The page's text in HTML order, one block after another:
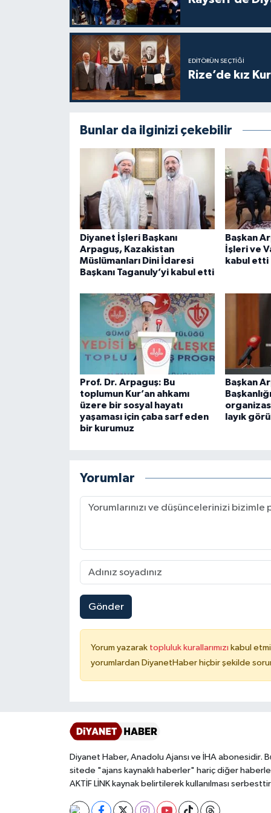
EDITÖRÜN SEÇTIĞI
Rize’de kız
Bunlar da ilginizi çekebilir
Diyanet İşleri Başkanı
Arpaguş, Kazakistan
Müslümanları Dini İdaresi
Başkanı Taganuly’yi kabul etti
Başkan
İşleri ve
kabul etti
Prof. Dr. Arpaguş: Bu
toplumun Kur’an ahkamı
üzere bir sosyal hayatı
yaşaması için çaba sarf eden
bir kurumuz
Başkan
layık
Yorumlar
Gönder
Yorum yazarak topluluk kurallarımızı kabul
yorumlardan DiyanetHaber hiçbir şekilde
Diyanet Haber, Anadolu Ajansı ve İHA abonesidir.
sitede "ajans kaynaklı haberler" hariç diğer
AKTİF LİNK kaynak belirtilerek kullanılması
Gümüşhane Müftülüğü
Hakkari Müftülüğü
Hatay Müftülüğü
Iğdır Müftülüğü
Isparta Müftülüğü
İstanbul Müftülüğü
İzmir Müftülüğü
Kahramanmaraş Müftülüğü
Karabük Müftülüğü
Kars Müftülüğü
Kastamonu Müftülüğü
Kayseri Müftülüğü
Kilis Müftülüğü
Kırklareli Müftülüğü
Kırşehir Müftülüğü
Konya Müftülüğü
Kütahya Müftülüğü
Malatya Müftülüğü
Manisa Müftülüğü
Mersin Müftülüğü
Muş Müftülüğü